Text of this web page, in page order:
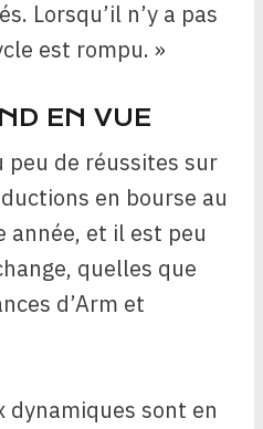
Lorsqu’il n’y a pas
est rompu. »
EN VUE
peu de réussites sur
en bourse au
année, et il est peu
quelles que
d’Arm et
dynamiques sont en